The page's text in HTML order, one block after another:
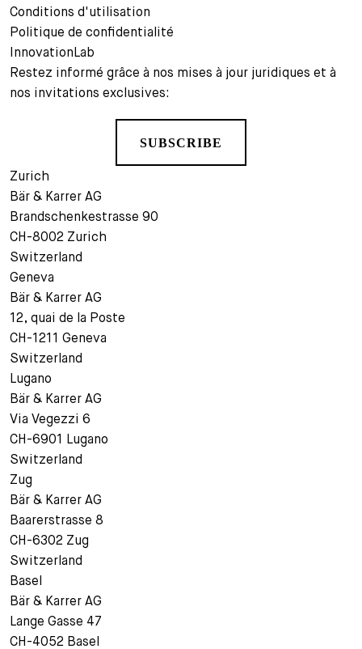
Conditions d'utilisation
Politique de confidentialité
InnovationLab
Restez informé grâce à nos mises à jour juridiques et à
nos invitations exclusives:
SUBSCRIBE
Zurich
Bär & Karrer AG
Brandschenkestrasse 90
CH-8002 Zurich
Switzerland
Geneva
Bär & Karrer AG
12, quai de la Poste
CH-1211 Geneva
Switzerland
Lugano
Bär & Karrer AG
Via Vegezzi 6
CH-6901 Lugano
Switzerland
Zug
Bär & Karrer AG
Baarerstrasse 8
CH-6302 Zug
Switzerland
Basel
Bär & Karrer AG
Lange Gasse 47
CH-4052 Basel